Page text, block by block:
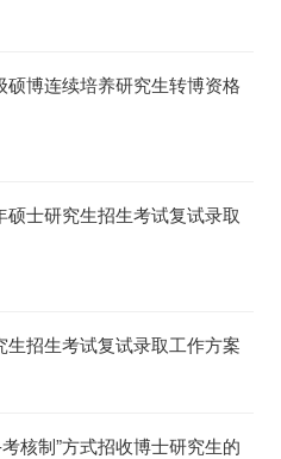
博连续培养研究生转博资格
士研究生招生考试复试录取
招生考试复试录取工作方案
核制”方式招收博士研究生的